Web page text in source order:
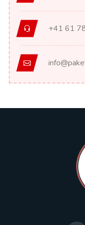
+41 61